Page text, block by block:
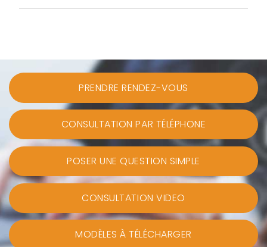
PRENDRE RENDEZ-VOUS
CONSULTATION PAR TÉLÉPHONE
POSER UNE QUESTION SIMPLE
CONSULTATION VIDEO
MODÈLES À TÉLÉCHARGER